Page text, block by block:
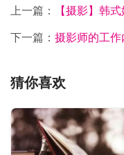
上一篇：
【摄影】韩
下一篇： 摄影师的工
猜你喜欢